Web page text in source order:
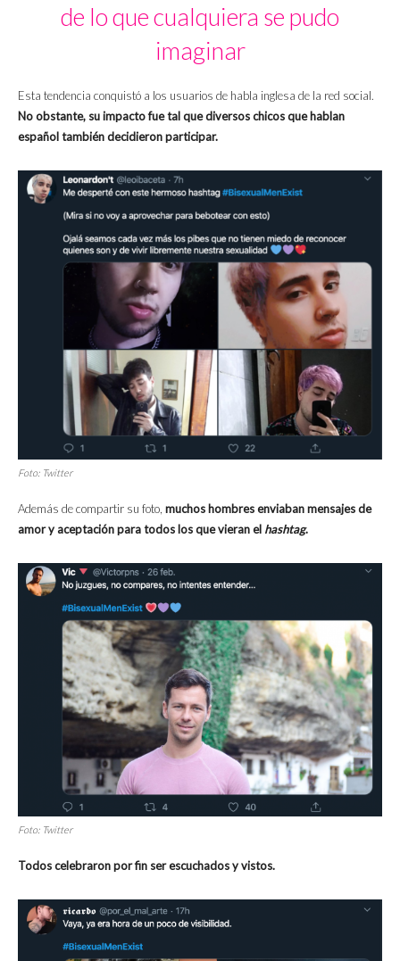
de lo que cualquiera se pudo
imaginar
Esta tendencia conquistó a los usuarios de habla inglesa de la red social.
No obstante, su impacto fue tal que diversos chicos que hablan
español también decidieron participar.
Foto: Twitter
Además de compartir su foto, muchos hombres enviaban mensajes de
amor y aceptación para todos los que vieran el hashtag.
Foto: Twitter
Todos celebraron por fin ser escuchados y vistos.